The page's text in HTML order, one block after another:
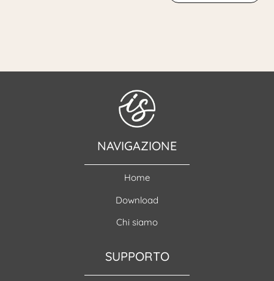
NAVIGAZIONE
Home
Download
Chi siamo
SUPPORTO